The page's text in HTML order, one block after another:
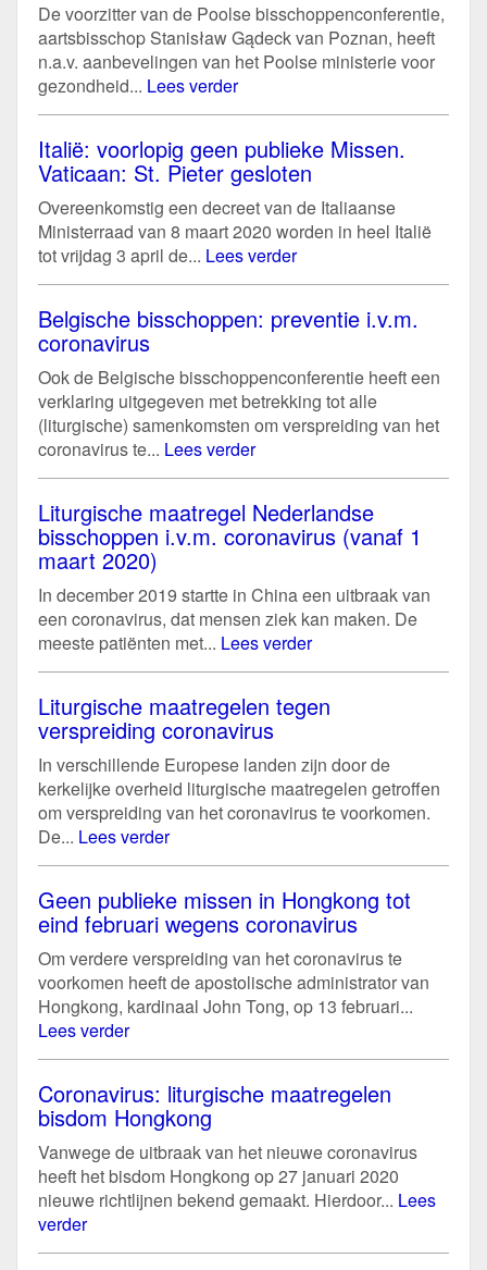
De voorzitter van de Poolse bisschoppenconferentie,
aartsbisschop Stanisław Gądeck van Poznan, heeft
n.a.v. aanbevelingen van het Poolse ministerie voor
gezondheid... Lees verder
Italië: voorlopig geen publieke Missen.
Vaticaan: St. Pieter gesloten
Overeenkomstig een decreet van de Italiaanse
Ministerraad van 8 maart 2020 worden in heel Italië
tot vrijdag 3 april de... Lees verder
Belgische bisschoppen: preventie i.v.m.
coronavirus
Ook de Belgische bisschoppenconferentie heeft een
verklaring uitgegeven met betrekking tot alle
(liturgische) samenkomsten om verspreiding van het
coronavirus te... Lees verder
Liturgische maatregel Nederlandse
bisschoppen i.v.m. coronavirus (vanaf 1
maart 2020)
In december 2019 startte in China een uitbraak van
een coronavirus, dat mensen ziek kan maken. De
meeste patiënten met... Lees verder
Liturgische maatregelen tegen
verspreiding coronavirus
In verschillende Europese landen zijn door de
kerkelijke overheid liturgische maatregelen getroffen
om verspreiding van het coronavirus te voorkomen.
De... Lees verder
Geen publieke missen in Hongkong tot
eind februari wegens coronavirus
Om verdere verspreiding van het coronavirus te
voorkomen heeft de apostolische administrator van
Hongkong, kardinaal John Tong, op 13 februari...
Lees verder
Coronavirus: liturgische maatregelen
bisdom Hongkong
Vanwege de uitbraak van het nieuwe coronavirus
heeft het bisdom Hongkong op 27 januari 2020
nieuwe richtlijnen bekend gemaakt. Hierdoor... Lees
verder